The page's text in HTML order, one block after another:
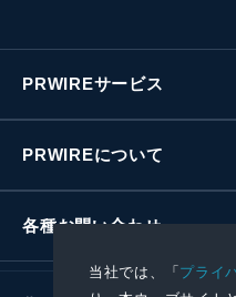
当社では、「プライ
PRWIREサービス
PRWIREについて
各種お問い合わせ